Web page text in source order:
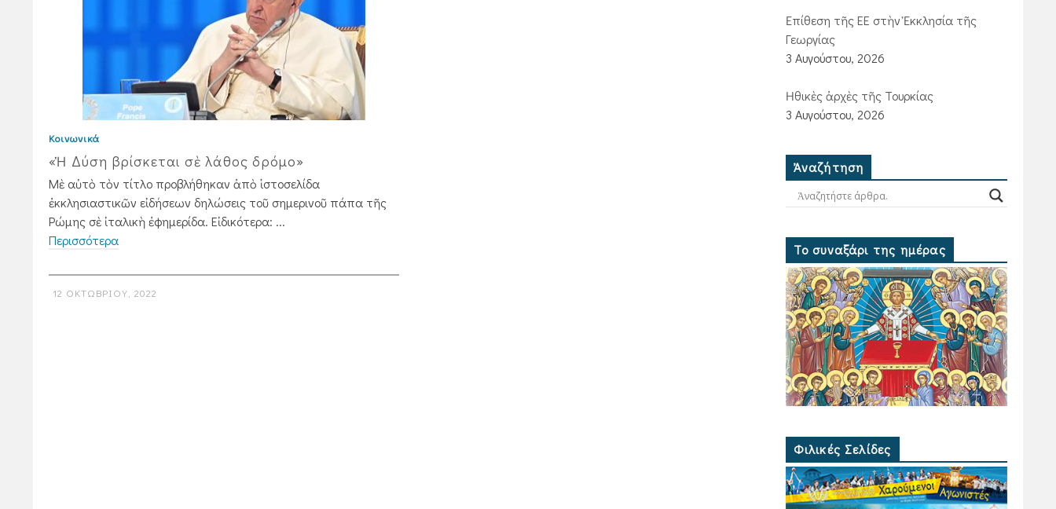
Κοινωνικά
«Ἡ Δύση βρίσκεται σὲ λάθος δρόμο»
Μὲ αὐτὸ τὸν τίτλο προβλήθηκαν ἀπὸ ἱστοσελίδα
ἐκκλησιαστικῶν εἰδήσεων δηλώσεις τοῦ σημερινοῦ πάπα τῆς
Ρώμης σὲ ἰταλικὴ ἐφημερίδα. Εἰδικότερα: ...
Περισσότερα
12 ΟΚΤΩΒΡΊΟΥ, 2022
Ἐπίθεση τῆς ΕΕ στὴν Ἐκκλησία τῆς
Γεωργίας
3 Αυγούστου, 2026
Ἠθικὲς ἀρχὲς τῆς Τουρκίας
3 Αυγούστου, 2026
Ἀναζήτηση
Το συναξάρι της ημέρας
Φιλικές Σελίδες